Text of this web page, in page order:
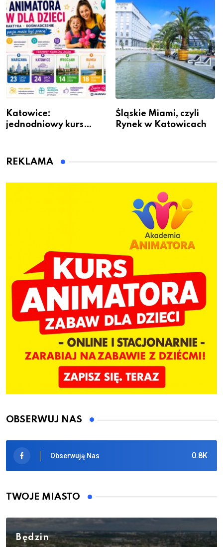
Katowice:
jednodniowy kurs
dzieci
Śląskie Miami, czyli
Rynek w Katowicach
REKLAMA
OBSERWUJ NAS
0.8K
Obserwują Nas
TWOJE MIASTO
Będzin